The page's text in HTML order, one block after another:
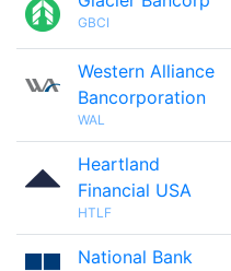
GBCI
Western Alliance
Bancorporation
WAL
Heartland
Financial USA
HTLF
National Bank